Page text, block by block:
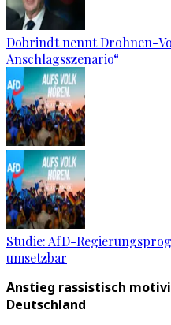
Dobrindt nennt Drohnen-
Anschlagsszenario“
Studie: AfD-
umsetzbar
Anstieg rassistisch
Deutschland